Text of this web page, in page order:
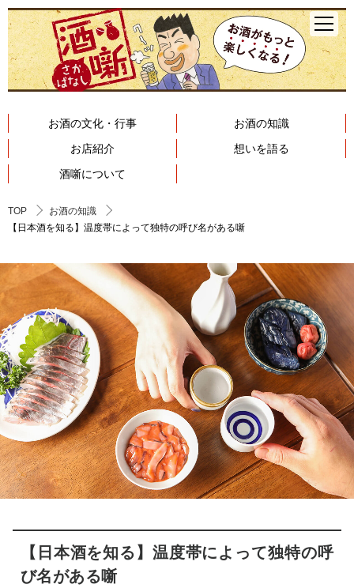
お酒の文化・行事
お酒の知識
お店紹介
想いを語る
酒噺について
TOP
お酒の知識
【日本酒を知る】温度帯によって独特の呼び名がある噺
【日本酒を知る】温度帯によって独特の呼
び名がある噺